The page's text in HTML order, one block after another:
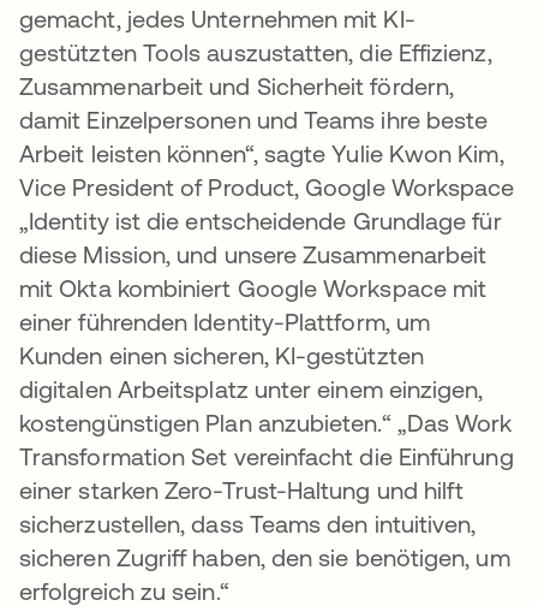
gemacht, jedes Unternehmen mit KI-
gestützten Tools auszustatten, die Effizienz,
Zusammenarbeit und Sicherheit fördern,
damit Einzelpersonen und Teams ihre beste
Arbeit leisten können“, sagte Yulie Kwon Kim,
Vice President of Product, Google Workspace
„Identity ist die entscheidende Grundlage für
diese Mission, und unsere Zusammenarbeit
mit Okta kombiniert Google Workspace mit
einer führenden Identity-Plattform, um
Kunden einen sicheren, KI-gestützten
digitalen Arbeitsplatz unter einem einzigen,
kostengünstigen Plan anzubieten.“ „Das Work
Transformation Set vereinfacht die Einführung
einer starken Zero-Trust-Haltung und hilft
sicherzustellen, dass Teams den intuitiven,
sicheren Zugriff haben, den sie benötigen, um
erfolgreich zu sein.“